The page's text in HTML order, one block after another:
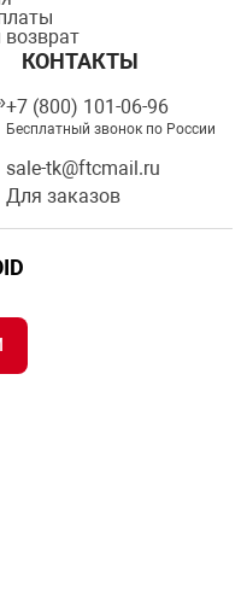
возврат
КОНТАКТЫ
+7 (800) 101-06-96
Бесплатный звонок по России
sale-tk@ftcmail.ru
Для заказов